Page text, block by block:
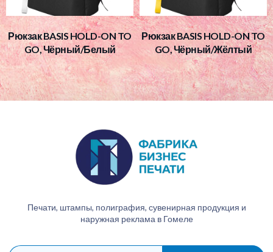
Рюкзак BASIS HOLD-ON TO
GO, Чёрный/Белый
Рюкзак BASIS HOLD-ON TO
GO, Чёрный/Жёлтый
Печати, штампы, полиграфия, сувенирная продукция и
наружная реклама в Гомеле